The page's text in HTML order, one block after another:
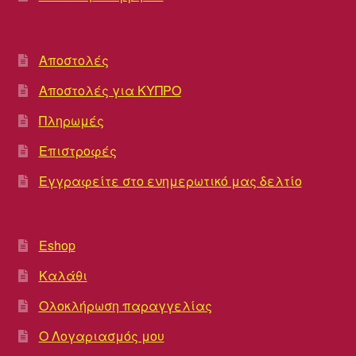
Αποστολές
Αποστολές για ΚΥΠΡΟ
Πληρωμές
Επιστροφές
Εγγραφείτε στο ενημερωτικό μας δελτίο
Eshop
Καλάθι
Ολοκλήρωση παραγγελίας
Ο Λογαριασμός μου